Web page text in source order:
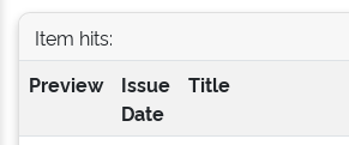
Item hits:
Preview
Issue
Date
Title